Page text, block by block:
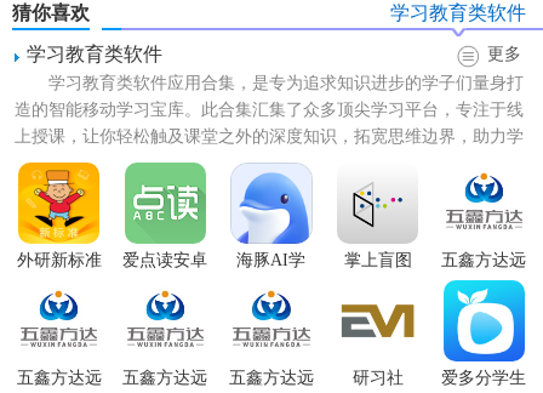
【有道领世正版特色】
1. 个性化学习：根据用户的学习进度和水平，智能推荐适合
猜你喜欢
学习教育类软件
学习教育类软件
更多
学习教育类软件应用合集，是专为追求知识进步的学子们量身打
造的智能移动学习宝库。此合集汇集了众多顶尖学习平台，专注于线
上授课，让你轻松触及课堂之外的深度知识，拓宽思维边界，助力学
业稳步提升。无论是小学生...
外研新标准
爱点读安卓
海豚AI学 掌上盲图
五鑫方达远
程教育
五鑫方达远
五鑫方达远
五鑫方达远
研习社
爱多分学生